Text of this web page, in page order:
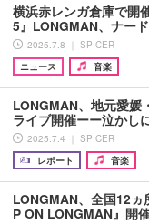
横浜赤レンガ倉庫で開
5』LONGMAN、ナー
2025.7.8 ｜ SPICER
ニュース
音楽
LONGMAN、地元愛媛
ライブ開催ーー泣かし
2025.7.4 ｜ SPICER
レポート
音楽
LONGMAN、全国12
P ON LONGMAN』開